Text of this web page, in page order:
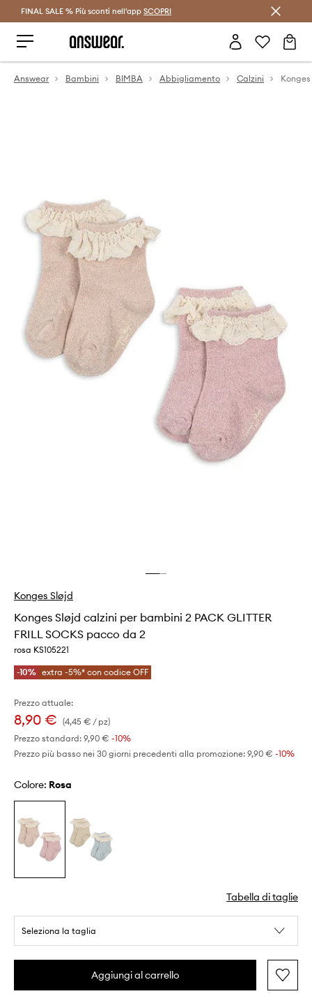
Risparmia con Answear Club >
FINAL SALE % Più sconti nell'app SCOPRI
Answear Bambini BIMBA Abbigliamento Calzini
Konges Sløjd
Konges Sløjd calzini per bambini 2 PACK GLITTER
FRILL SOCKS pacco da 2
rosa KS105221
-10% extra -5%* con codice OFF
Prezzo attuale:
8,90 € (4,45 € / pz)
Prezzo standard: 9,90 € -10%
Prezzo più basso nei 30 giorni precedenti alla promozione: 9,90 € -10%
Colore: rosa
Tabella di taglie
Seleziona la taglia
Aggiungi al carrello